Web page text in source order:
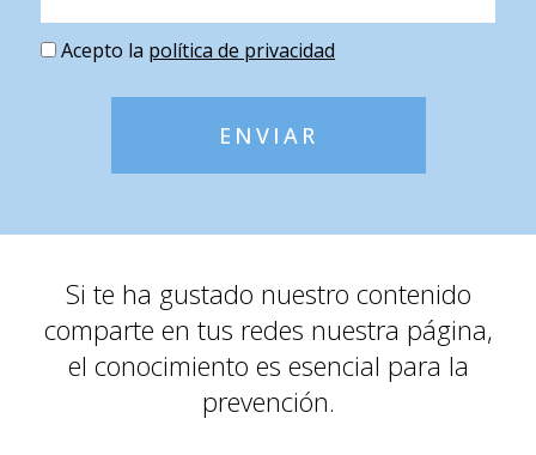
Acepto la política de privacidad
ENVIAR
Si te ha gustado nuestro contenido
comparte en tus redes nuestra página,
el conocimiento es esencial para la
prevención.